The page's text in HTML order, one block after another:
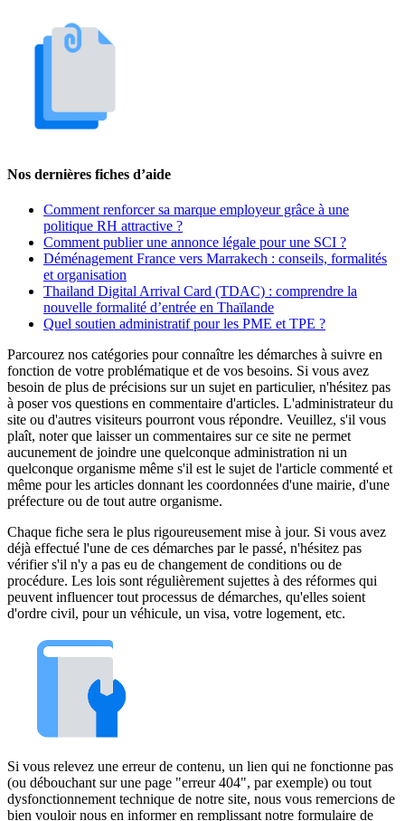
Nos dernières fiches d’aide
Comment renforcer sa marque employeur grâce à une
politique RH attractive ?
Comment publier une annonce légale pour une SCI ?
Déménagement France vers Marrakech : conseils, formalités
et organisation
Thailand Digital Arrival Card (TDAC) : comprendre la
nouvelle formalité d’entrée en Thaïlande
Quel soutien administratif pour les PME et TPE ?
Parcourez nos catégories pour connaître les démarches à suivre en
fonction de votre problématique et de vos besoins. Si vous avez
besoin de plus de précisions sur un sujet en particulier, n'hésitez pas
à poser vos questions en commentaire d'articles. L'administrateur du
site ou d'autres visiteurs pourront vous répondre. Veuillez, s'il vous
plaît, noter que laisser un commentaires sur ce site ne permet
aucunement de joindre une quelconque administration ni un
quelconque organisme même s'il est le sujet de l'article commenté et
même pour les articles donnant les coordonnées d'une mairie, d'une
préfecture ou de tout autre organisme.
Chaque fiche sera le plus rigoureusement mise à jour. Si vous avez
déjà effectué l'une de ces démarches par le passé, n'hésitez pas
vérifier s'il n'y a pas eu de changement de conditions ou de
procédure. Les lois sont régulièrement sujettes à des réformes qui
peuvent influencer tout processus de démarches, qu'elles soient
d'ordre civil, pour un véhicule, un visa, votre logement, etc.
Si vous relevez une erreur de contenu, un lien qui ne fonctionne pas
(ou débouchant sur une page "erreur 404", par exemple) ou tout
dysfonctionnement technique de notre site, nous vous remercions de
bien vouloir nous en informer en remplissant notre formulaire de